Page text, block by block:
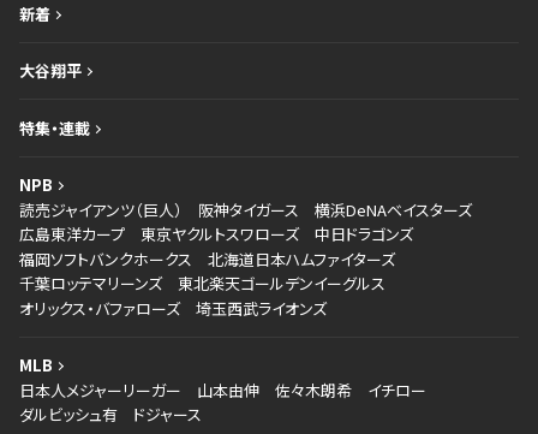
新着
大谷翔平
特集・連載
NPB
読売ジャイアンツ（巨人）
阪神タイガース
横浜DeNAベイスターズ
広島東洋カープ
東京ヤクルトスワローズ
中日ドラゴンズ
福岡ソフトバンクホークス
北海道日本ハムファイターズ
千葉ロッテマリーンズ
東北楽天ゴールデンイーグルス
オリックス・バファローズ
埼玉西武ライオンズ
MLB
日本人メジャーリーガー
山本由伸 佐々木朗希
イチロー
ダルビッシュ有
ドジャース